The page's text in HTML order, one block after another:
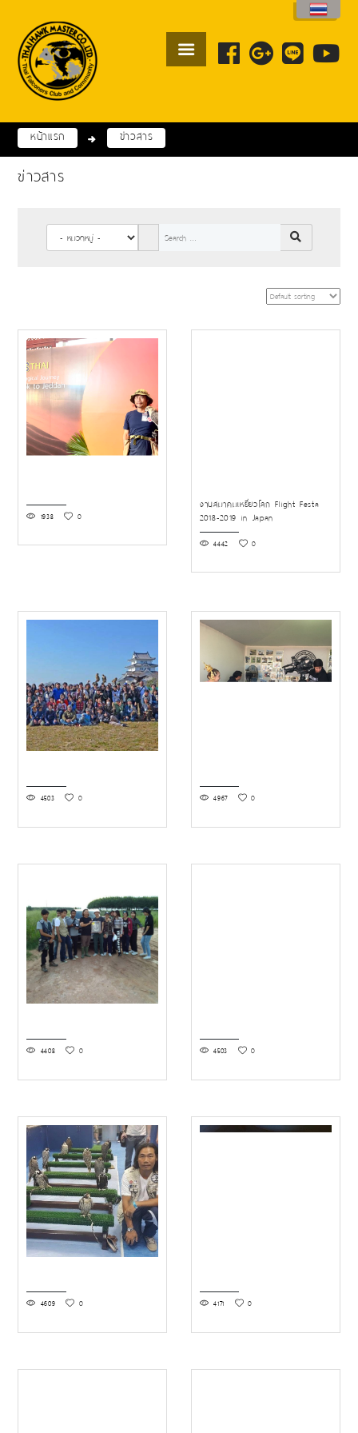
หน้าแรก ข่าวสาร
ข่าวสาร
1938 0
งานสมาคมเหยี่ยวโลก Flight Festa
2018-2019 in Japan
4442 0
4503 0 4967 0
4408 0 4503 0
4609 0 4171 0